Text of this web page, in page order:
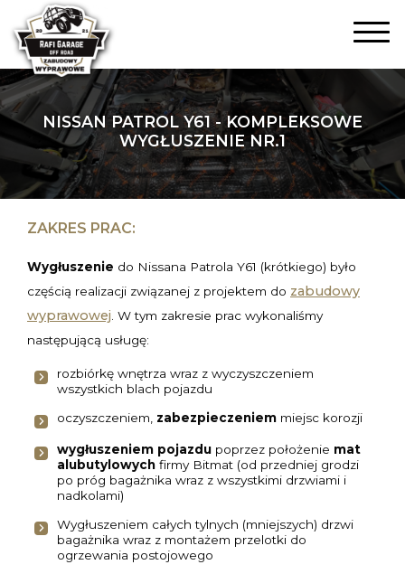
NISSAN PATROL Y61 - KOMPLEKSOWE
WYGŁUSZENIE NR.1
ZAKRES PRAC:
Wygłuszenie do Nissana Patrola Y61 (krótkiego) było
częścią realizacji związanej z projektem do zabudowy
wyprawowej . W tym zakresie prac wykonaliśmy
następującą usługę:
rozbiórkę wnętrza wraz z wyczyszczeniem
wszystkich blach pojazdu
oczyszczeniem, zabezpieczeniem miejsc korozji
wygłuszeniem pojazdu poprzez położenie mat
alubutylowych firmy Bitmat (od przedniej grodzi
po próg bagażnika wraz z wszystkimi drzwiami i
nadkolami)
Wygłuszeniem całych tylnych (mniejszych) drzwi
bagażnika wraz z montażem przelotki do
ogrzewania postojowego